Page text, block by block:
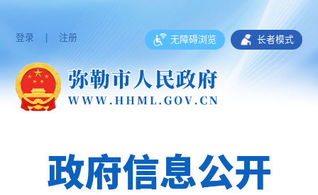
登录 | 注册 无障碍浏览 长者模式